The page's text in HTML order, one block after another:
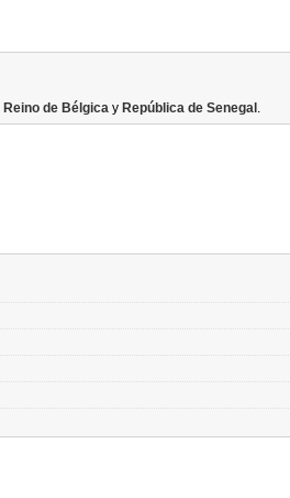
Reino de Bélgica y República de Senegal.